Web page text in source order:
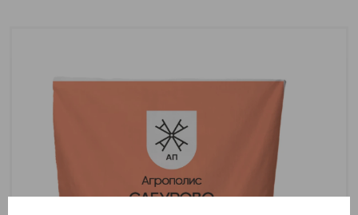
Кролики 0
Индейки
Перепела
Универсальные корма0